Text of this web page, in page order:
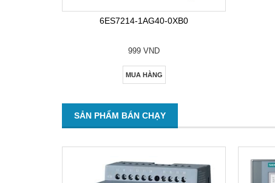
6ES7214-1AG40-0XB0
999 VND
MUA HÀNG
SẢN PHẨM BÁN CHẠY